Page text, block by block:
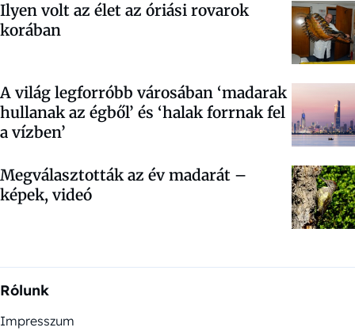
Ilyen volt az élet az óriási rovarok
korában
A világ legforróbb városában ‘madarak
hullanak az égből’ és ‘halak forrnak fel
a vízben’
Megválasztották az év madarát –
képek, videó
Rólunk
Impresszum